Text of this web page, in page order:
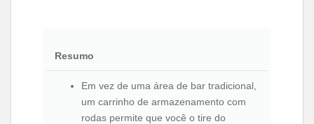
Resumo
Em vez de uma área de bar tradicional,
um carrinho de armazenamento com
rodas permite que você o tire do